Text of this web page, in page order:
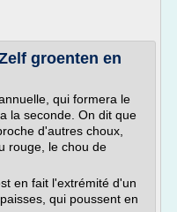
groenten en
qui formera le
la seconde. On dit que
d'autres choux,
rouge, le chou de
en fait l'extrémité d'un
qui poussent en